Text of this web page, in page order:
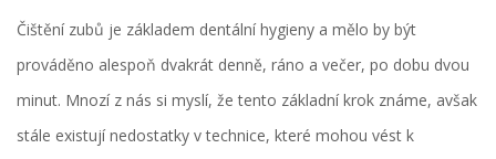
Čištění zubů je základem dentální hygieny a mělo by být
prováděno alespoň dvakrát denně, ráno a večer, po dobu dvou
minut. Mnozí z nás si myslí, že tento základní krok známe, avšak
stále existují nedostatky v technice, které mohou vést k